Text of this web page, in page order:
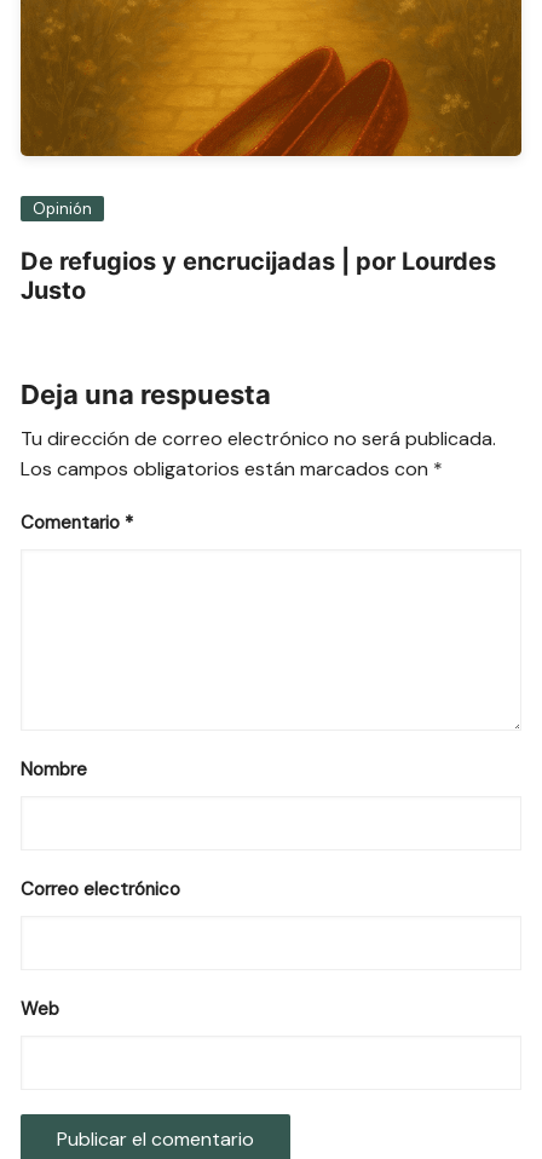
Opinión
De refugios y encrucijadas | por Lourdes
Justo
Deja una respuesta
Tu dirección de correo electrónico no será publicada.
Los campos obligatorios están marcados con *
Comentario *
Nombre
Correo electrónico
Web